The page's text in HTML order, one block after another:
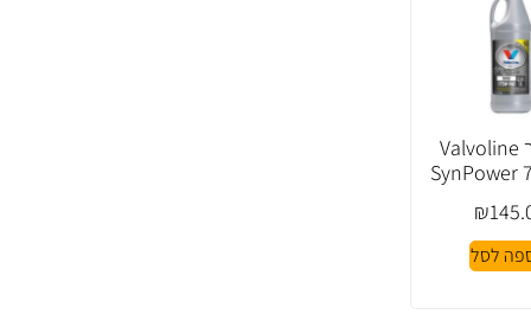
שמן גיר Valvoline
SynPower
₪
לסל